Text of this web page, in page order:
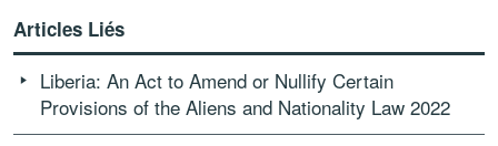
Articles Liés
Liberia: An Act to Amend or Nullify Certain
Provisions of the Aliens and Nationality Law 2022